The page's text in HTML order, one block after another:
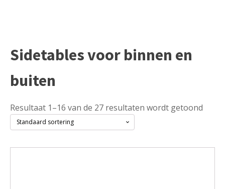
Sidetables voor binnen en
buiten
Resultaat 1–16 van de 27 resultaten wordt getoond